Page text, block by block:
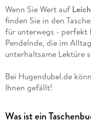
Wenn Sie Wert auf
finden Sie in den
für unterwegs - perfekt
Pendelnde, die im
unterhaltsame Lektüre
Bei Hugendubel.de
Ihnen gefällt!
Was ist ein